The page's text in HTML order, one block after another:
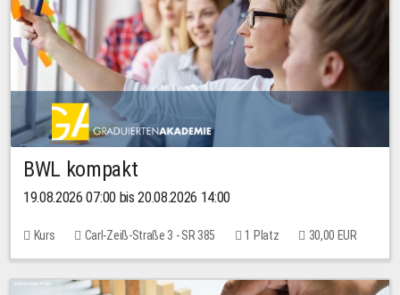
BWL kompakt
19.08.2026 07:00 bis 20.08.2026 14:00
Kurs Carl-Zeiß-Straße 3 - SR 385 1 Platz 30,00 EUR